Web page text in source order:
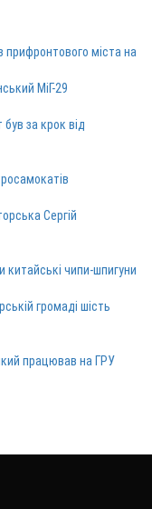
міста на
МіГ-29
за крок від
Сергій
китайські чипи-шпигуни
громаді шість
працював на ГРУ